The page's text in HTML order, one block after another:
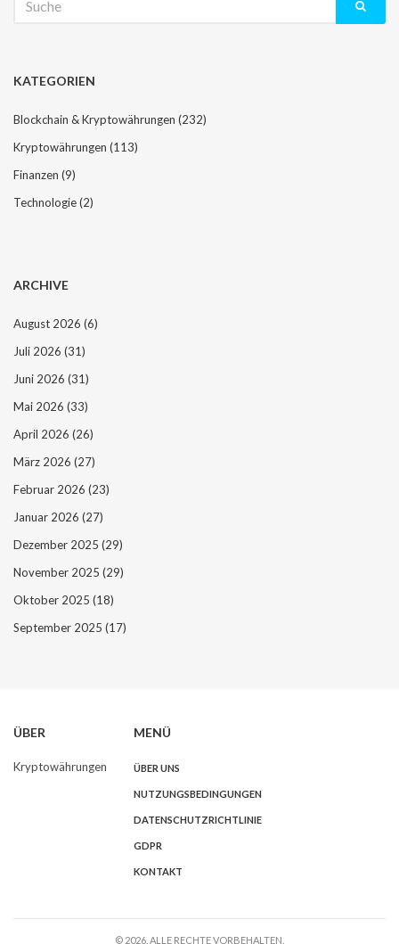
nach:
KATEGORIEN
Blockchain & Kryptowährungen (232)
Kryptowährungen (113)
Finanzen (9)
Technologie(2)
ARCHIVE
August 2026 (6)
Juli 2026 (31)
Juni 2026 (31)
Mai 2026 (33)
April 2026 (26)
März 2026 (27)
Februar 2026 (23)
Januar 2026 (27)
Dezember 2025 (29)
November 2025 (29)
Oktober 2025 (18)
September 2025 (17)
ÜBER
Kryptowährungen
MENÜ
ÜBER UNS
NUTZUNGSBEDINGUNGEN
DATENSCHUTZRICHTLINIE
GDPR
KONTAKT
© 2026. ALLE RECHTE VORBEHALTEN.